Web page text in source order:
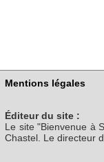
Mentions légales
Éditeur du site :
Le site "Bienvenue à
Chastel. Le directeur